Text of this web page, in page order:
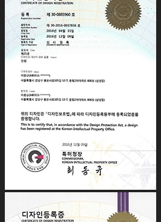
LILA
English $ USD
English € EUR
日本語 ￥ JPY
for:
0
No products in the cart.
0
No products in the cart.